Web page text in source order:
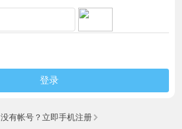
登录
没有帐号？立即手机注册